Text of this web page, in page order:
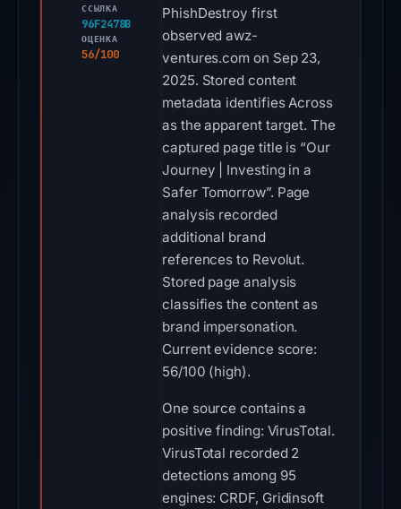
ССЫЛКА
96F2478B
ОЦЕНКА
56/100
PhishDestroy first
observed awz-
ventures.com on Sep 23,
2025. Stored content
metadata identifies Across
as the apparent target. The
captured page title is “Our
Journey | Investing in a
Safer Tomorrow”. Page
analysis recorded
additional brand
references to Revolut.
Stored page analysis
classifies the content as
brand impersonation.
Current evidence score:
56/100 (high).
One source contains a
positive finding: VirusTotal.
VirusTotal recorded 2
detections among 95
engines: CRDF, Gridinsoft